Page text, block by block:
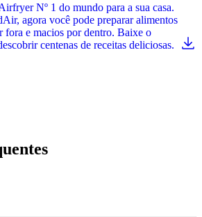
Nº 1 do mundo para a sua casa.
agora você pode preparar alimentos
fora e macios por dentro. Baixe o
centenas de receitas deliciosas.